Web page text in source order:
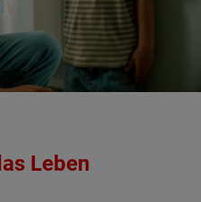
Leben